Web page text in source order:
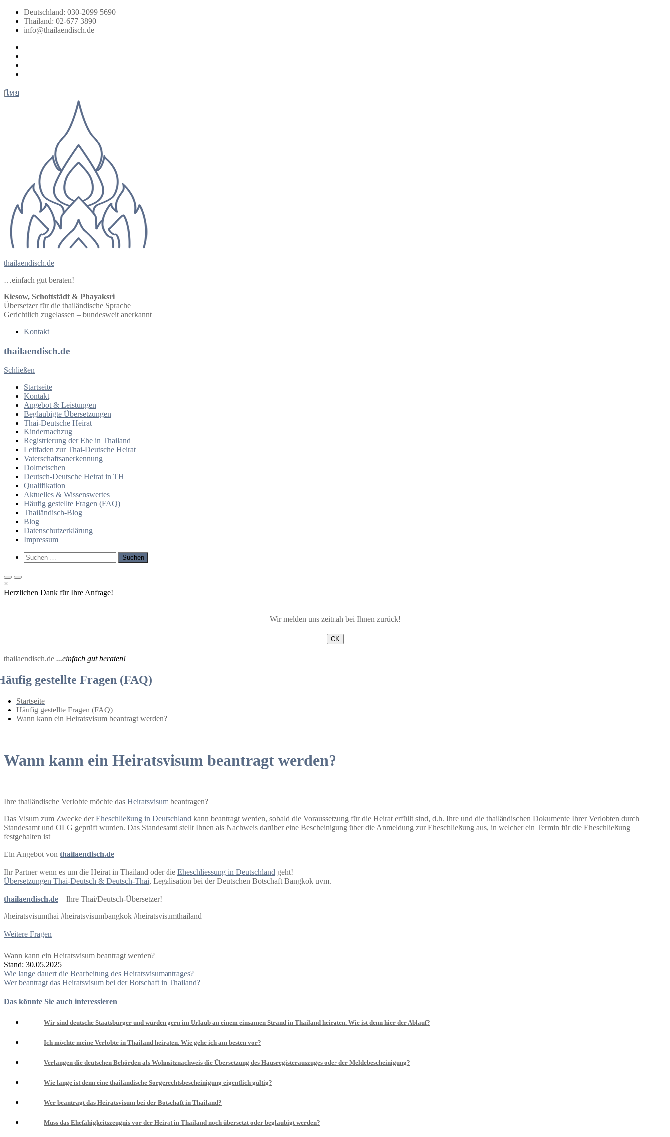
Zum
Inhalt
springen
Deutschland: 030-2099 5690
Thailand: 02-677 3890
info@thailaendisch.de
|ไทย
thailaendisch.de
…einfach gut beraten!
Kiesow, Schottstädt & Phayaksri
Übersetzer für die thailändische Sprache
Gerichtlich zugelassen – bundesweit anerkannt
Kontakt
thailaendisch.de
Schließen
Startseite
Kontakt
Angebot & Leistungen
Beglaubigte Übersetzungen
Thai-Deutsche Heirat
Kindernachzug
Registrierung der Ehe in Thailand
Leitfaden zur Thai-Deutsche Heirat
Vaterschaftsanerkennung
Dolmetschen
Deutsch-Deutsche Heirat in TH
Qualifikation
Aktuelles & Wissenswertes
Häufig gestellte Fragen (FAQ)
Thailändisch-Blog
Blog
Datenschutzerklärung
Impressum
Such-
Formular
Suchen
nach:
Primäres
Menü
für
Primäres
Menü
für
×
Herzlichen Dank für Ihre Anfrage!
Wir melden uns zeitnah bei Ihnen zurück!
OK
thailaendisch.de ...einfach gut beraten!
gestellte Fragen (FAQ)
Startseite
Häufig gestellte Fragen (FAQ)
Wann kann ein Heiratsvisum beantragt werden?
Wann kann ein Heiratsvisum beantragt werden?
Ihre thailändische Verlobte möchte das Heiratsvisum beantragen?
Das Visum zum Zwecke derEheschließung in Deutschland kann beantragt werden, sobald die Voraussetzung für die Heirat erfüllt sind, d.h. Ihre und die thailändischen Dokumente Ihrer Verlobten durch
Standesamt und OLG geprüft wurden. Das Standesamt stellt Ihnen als Nachweis darüber eine Bescheinigung über die Anmeldung zur Eheschließung aus, in welcher ein Termin für die Eheschließung
festgehalten ist
Ein Angebot von thailaendisch.de
Ihr Partner wenn es um die Heirat in Thailand oder die Eheschliessung in Deutschland geht!
Übersetzungen Thai-Deutsch & Deutsch-Thai, Legalisation bei der Deutschen Botschaft Bangkok uvm.
thailaendisch.de – Ihre Thai/Deutsch-Übersetzer!
#heiratsvisumthai #heiratsvisumbangkok #heiratsvisumthailand
Weitere Fragen
Wann kann ein Heiratsvisum beantragt werden?
Stand: 30.05.2025
Beitragsnavigation
Wie lange dauert die Bearbeitung des Heiratsvisumantrages?
Wer beantragt das Heiratsvisum bei der Botschaft in Thailand?
Das könnte Sie auch interessieren
Wir sind deutsche Staatsbürger und würden gern im Urlaub an einem einsamen Strand in Thailand heiraten. Wie ist denn hier der Ablauf?
Ich möchte meine Verlobte in Thailand heiraten. Wie gehe ich am besten vor?
Verlangen die deutschen Behörden als Wohnsitznachweis die Übersetzung des Hausregisterauszuges oder der Meldebescheinigung?
Wie lange ist denn eine thailändische Sorgerechtsbescheinigung eigentlich gültig?
Wer beantragt das Heiratsvisum bei der Botschaft in Thailand?
Muss das Ehefähigkeitszeugnis vor der Heirat in Thailand noch übersetzt oder beglaubigt werden?